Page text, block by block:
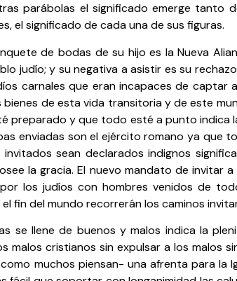
parábolas el significado emerge tanto
el significado de cada una de sus figuras.
de bodas de su hijo es la Nueva
judío; y su negativa a asistir es su
carnales que eran incapaces de
bienes de esta vida transitoria y de este
preparado y que todo esté a punto indica
enviadas son el ejército romano ya que
sean declarados indignos
la gracia. El nuevo mandato de invitar
los judíos con hombres venidos de
fin del mundo recorrerán los caminos
se llene de buenos y malos indica la
malos cristianos sin expulsar a los malos
muchos piensan- una afrenta para